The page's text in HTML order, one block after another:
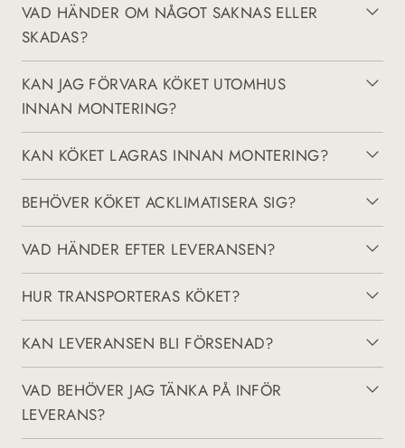
VAD HÄNDER OM NÅGOT SAKNAS ELLER
SKADAS?
KAN JAG FÖRVARA KÖKET UTOMHUS
INNAN MONTERING?
KAN KÖKET LAGRAS INNAN MONTERING?
BEHÖVER KÖKET ACKLIMATISERA SIG?
VAD HÄNDER EFTER LEVERANSEN?
HUR TRANSPORTERAS KÖKET?
KAN LEVERANSEN BLI FÖRSENAD?
VAD BEHÖVER JAG TÄNKA PÅ INFÖR
LEVERANS?